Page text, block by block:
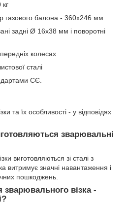
газового балона - 360х246 мм
задні Ø 16x38 мм і поворотні
колесах
сталі
СЄ.
та їх особливості - у відповідях
зварювальні
виготовляються зі сталі з
витримує значні навантаження і
пошкоджень.
зварювального візка -